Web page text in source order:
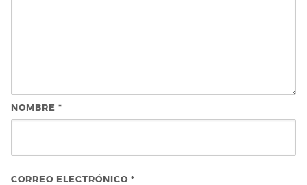
NOMBRE *
CORREO ELECTRÓNICO *